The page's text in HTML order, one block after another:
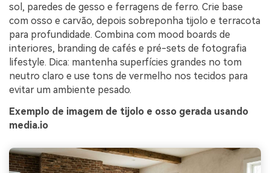
sol, paredes de gesso e ferragens de ferro. Crie base
com osso e carvão, depois sobreponha tijolo e terracota
para profundidade. Combina com mood boards de
interiores, branding de cafés e pré-sets de fotografia
lifestyle. Dica: mantenha superfícies grandes no tom
neutro claro e use tons de vermelho nos tecidos para
evitar um ambiente pesado.
Exemplo de imagem de tijolo e osso gerada usando
media.io